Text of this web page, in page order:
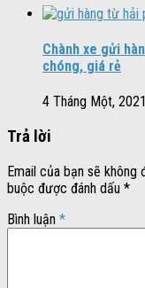
Chành xe gửi
chóng, giá rẻ
4 Tháng Một, 2021
Trả lời
Email của bạn sẽ không
buộc được đánh dấu *
Bình luận *